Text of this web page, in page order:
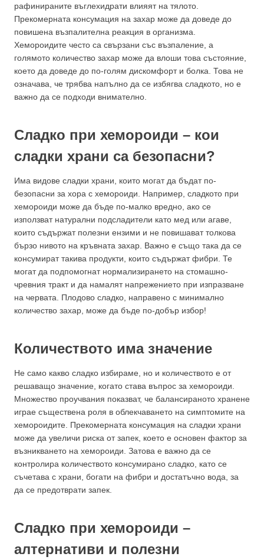
рафинираните въглехидрати влияят на тялото.
Прекомерната консумация на захар може да доведе до
повишена възпалителна реакция в организма.
Хемороидите често са свързани със възпаление, а
голямото количество захар може да влоши това състояние,
което да доведе до по-голям дискомфорт и болка. Това не
означава, че трябва напълно да се избягва сладкото, но е
важно да се подходи внимателно.
Сладко при хемороиди – кои
сладки храни са безопасни?
Има видове сладки храни, които могат да бъдат по-
безопасни за хора с хемороиди. Например, сладкото при
хемороиди може да бъде по-малко вредно, ако се
използват натурални подсладители като мед или агаве,
които съдържат полезни ензими и не повишават толкова
бързо нивото на кръвната захар. Важно е също така да се
консумират такива продукти, които съдържат фибри. Те
могат да подпомогнат нормализирането на стомашно-
чревния тракт и да намалят напрежението при изпразване
на червата. Плодово сладко, направено с минимално
количество захар, може да бъде по-добър избор!
Количеството има значение
Не само какво сладко избираме, но и количеството е от
решаващо значение, когато става въпрос за хемороиди.
Множество проучвания показват, че балансираното хранене
играе съществена роля в облекчаването на симптомите на
хемороидите. Прекомерната консумация на сладки храни
може да увеличи риска от запек, което е основен фактор за
възникването на хемороиди. Затова е важно да се
контролира количеството консумирано сладко, като се
съчетава с храни, богати на фибри и достатъчно вода, за
да се предотврати запек.
Сладко при хемороиди –
алтернативи и полезни